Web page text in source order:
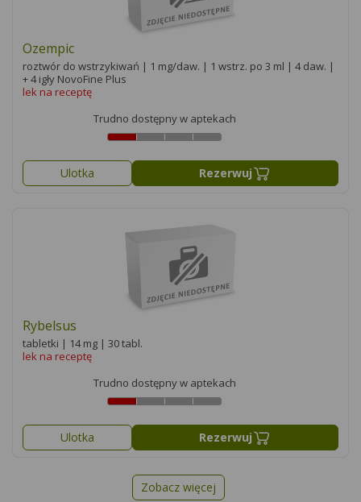
Ozempic
roztwór do wstrzykiwań | 1 mg/daw. | 1 wstrz. po 3 ml | 4 daw. |
+ 4 igły NovoFine Plus
lek na receptę
Trudno dostępny w aptekach
Ulotka Rezerwuj
Rybelsus
tabletki | 14 mg | 30 tabl.
lek na receptę
Trudno dostępny w aptekach
Ulotka Rezerwuj
Zobacz więcej